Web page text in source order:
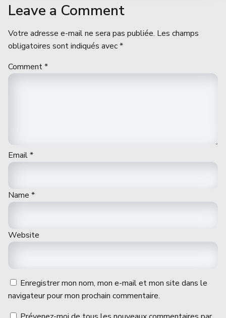
Leave a Comment
Votre adresse e-mail ne sera pas publiée. Les champs
obligatoires sont indiqués avec*
Comment*
Email*
Name *
Website
Enregistrer mon nom, mon e-mail et mon site dans le
navigateur pour mon prochain commentaire.